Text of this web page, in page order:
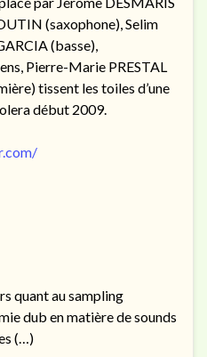
(saxophone), Selim
(basse),
Pierre-Marie PRESTAL
tissent les toiles d’une
début 2009.
quant au sampling
dub en matière de sounds
(…)